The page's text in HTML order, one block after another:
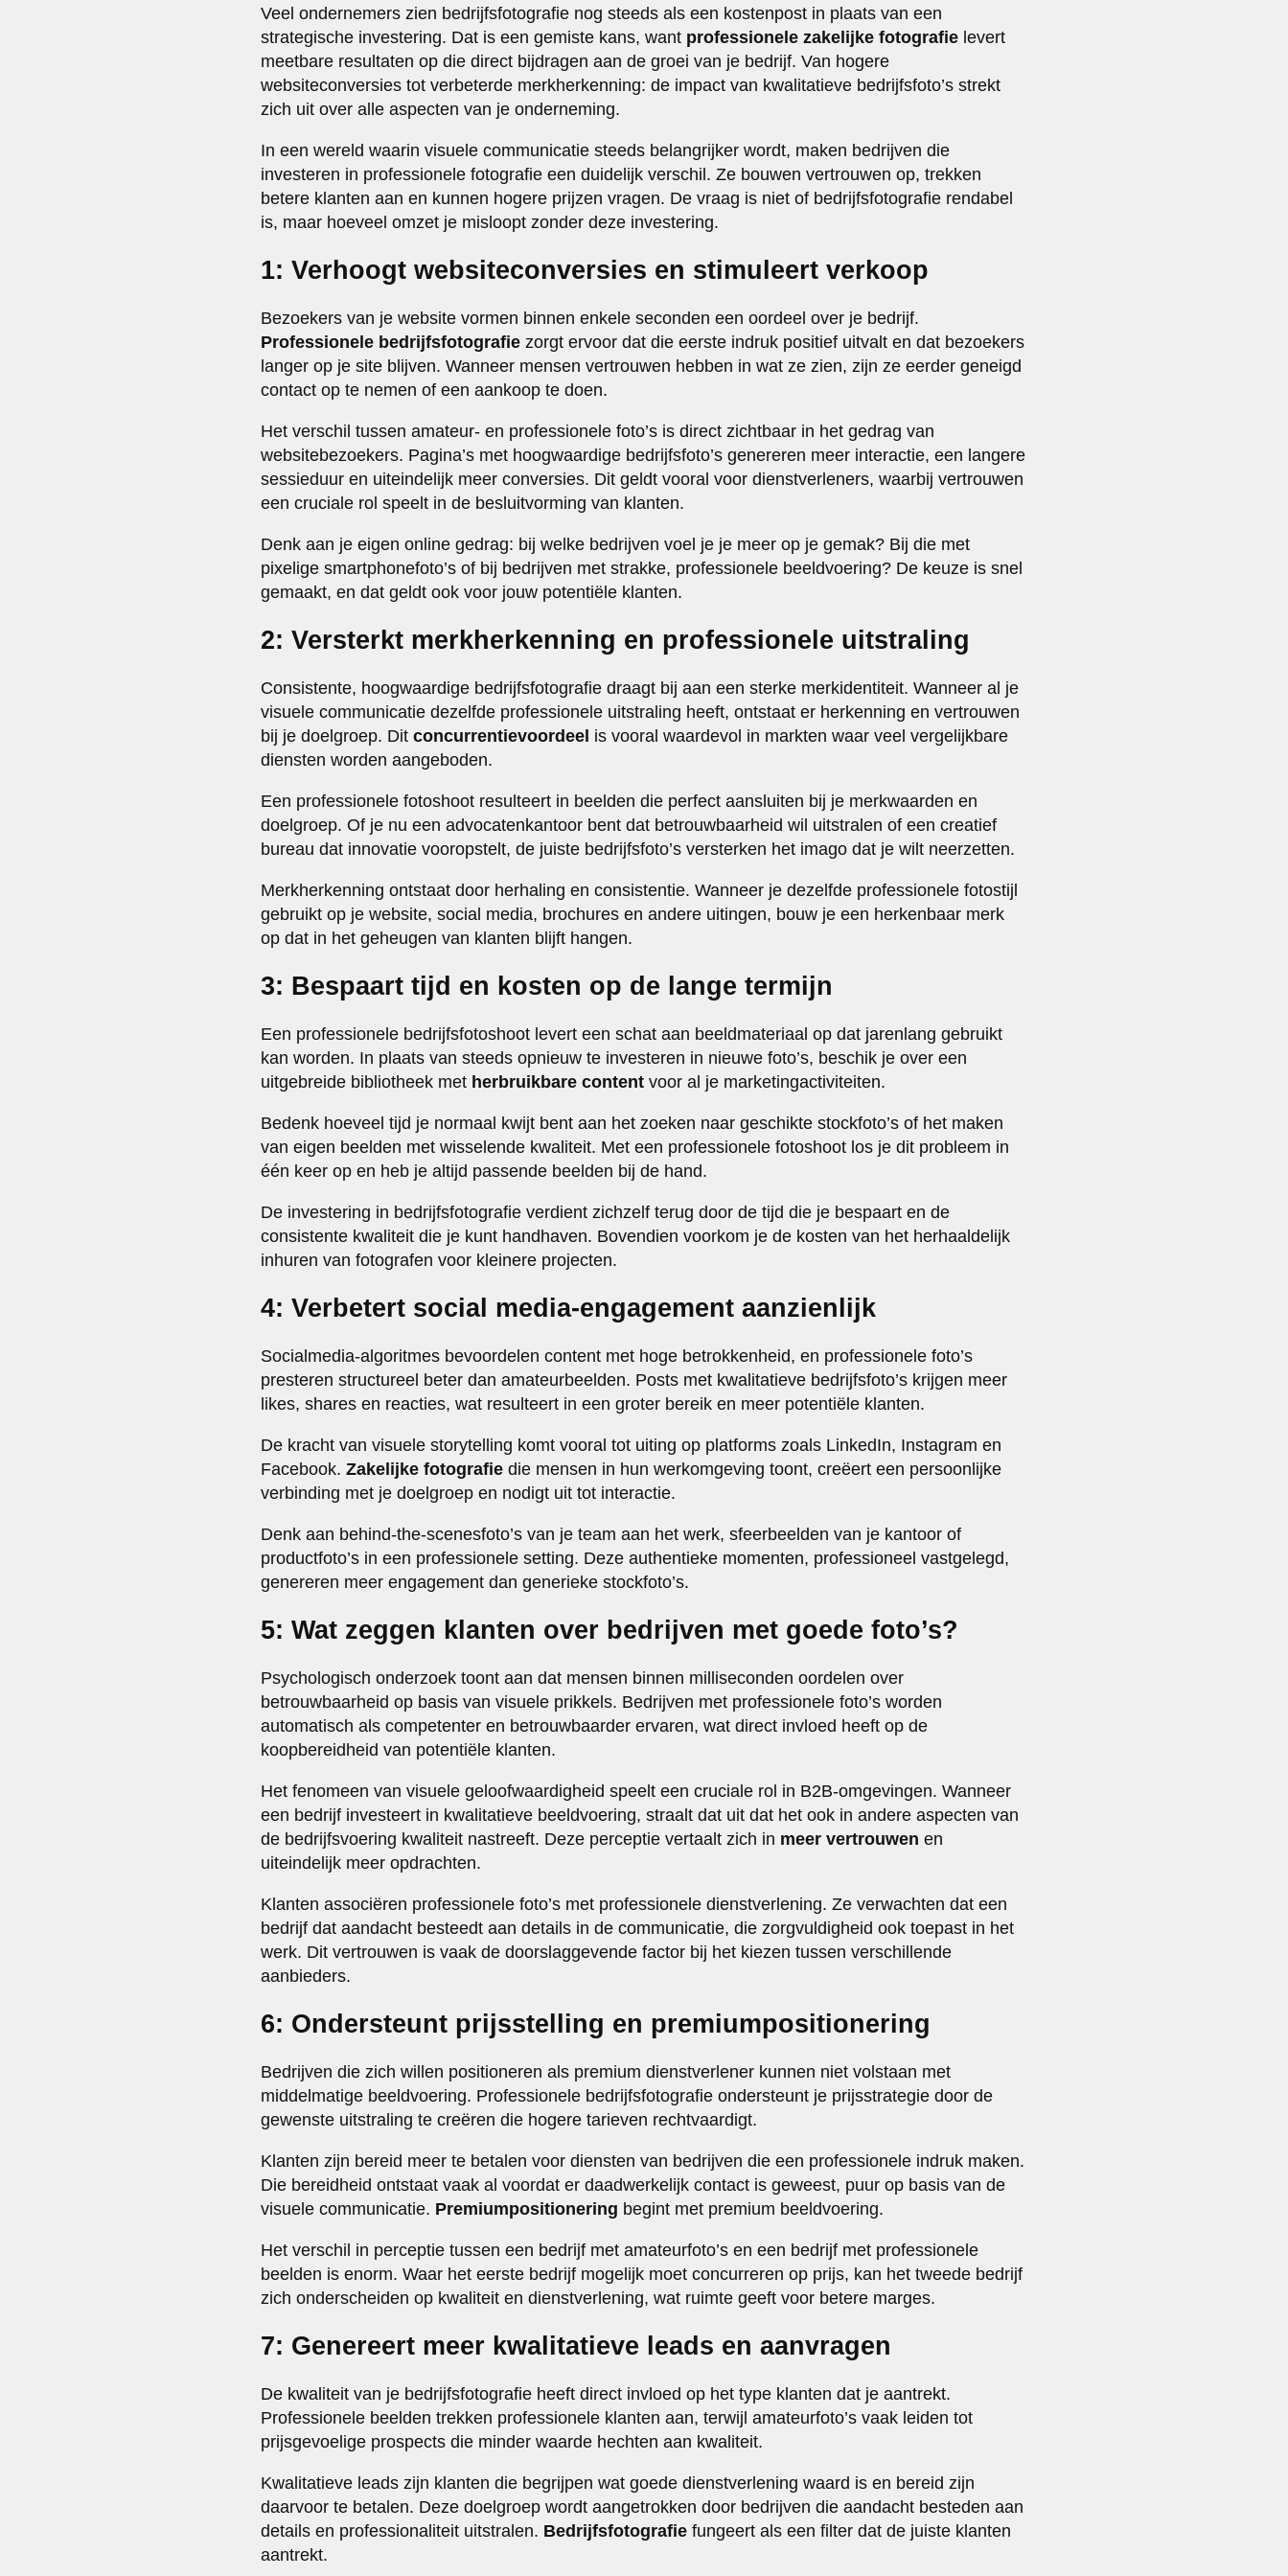
Veel ondernemers zien bedrijfsfotografie nog steeds als een kostenpost in plaats van een
strategische investering. Dat is een gemiste kans, want professionele zakelijke fotografie levert
meetbare resultaten op die direct bijdragen aan de groei van je bedrijf. Van hogere
websiteconversies tot verbeterde merkherkenning: de impact van kwalitatieve bedrijfsfoto’s strekt
zich uit over alle aspecten van je onderneming.
In een wereld waarin visuele communicatie steeds belangrijker wordt, maken bedrijven die
investeren in professionele fotografie een duidelijk verschil. Ze bouwen vertrouwen op, trekken
betere klanten aan en kunnen hogere prijzen vragen. De vraag is niet of bedrijfsfotografie rendabel
is, maar hoeveel omzet je misloopt zonder deze investering.
1: Verhoogt websiteconversies en stimuleert verkoop
Bezoekers van je website vormen binnen enkele seconden een oordeel over je bedrijf.
Professionele bedrijfsfotografie zorgt ervoor dat die eerste indruk positief uitvalt en dat bezoekers
langer op je site blijven. Wanneer mensen vertrouwen hebben in wat ze zien, zijn ze eerder geneigd
contact op te nemen of een aankoop te doen.
Het verschil tussen amateur- en professionele foto’s is direct zichtbaar in het gedrag van
websitebezoekers. Pagina’s met hoogwaardige bedrijfsfoto’s genereren meer interactie, een langere
sessieduur en uiteindelijk meer conversies. Dit geldt vooral voor dienstverleners, waarbij vertrouwen
een cruciale rol speelt in de besluitvorming van klanten.
Denk aan je eigen online gedrag: bij welke bedrijven voel je je meer op je gemak? Bij die met
pixelige smartphonefoto’s of bij bedrijven met strakke, professionele beeldvoering? De keuze is snel
gemaakt, en dat geldt ook voor jouw potentiële klanten.
2: Versterkt merkherkenning en professionele uitstraling
Consistente, hoogwaardige bedrijfsfotografie draagt bij aan een sterke merkidentiteit. Wanneer al je
visuele communicatie dezelfde professionele uitstraling heeft, ontstaat er herkenning en vertrouwen
bij je doelgroep. Dit concurrentievoordeel is vooral waardevol in markten waar veel vergelijkbare
diensten worden aangeboden.
Een professionele fotoshoot resulteert in beelden die perfect aansluiten bij je merkwaarden en
doelgroep. Of je nu een advocatenkantoor bent dat betrouwbaarheid wil uitstralen of een creatief
bureau dat innovatie vooropstelt, de juiste bedrijfsfoto’s versterken het imago dat je wilt neerzetten.
Merkherkenning ontstaat door herhaling en consistentie. Wanneer je dezelfde professionele fotostijl
gebruikt op je website, social media, brochures en andere uitingen, bouw je een herkenbaar merk
op dat in het geheugen van klanten blijft hangen.
3: Bespaart tijd en kosten op de lange termijn
Een professionele bedrijfsfotoshoot levert een schat aan beeldmateriaal op dat jarenlang gebruikt
kan worden. In plaats van steeds opnieuw te investeren in nieuwe foto’s, beschik je over een
uitgebreide bibliotheek met herbruikbare content voor al je marketingactiviteiten.
Bedenk hoeveel tijd je normaal kwijt bent aan het zoeken naar geschikte stockfoto’s of het maken
van eigen beelden met wisselende kwaliteit. Met een professionele fotoshoot los je dit probleem in
één keer op en heb je altijd passende beelden bij de hand.
De investering in bedrijfsfotografie verdient zichzelf terug door de tijd die je bespaart en de
consistente kwaliteit die je kunt handhaven. Bovendien voorkom je de kosten van het herhaaldelijk
inhuren van fotografen voor kleinere projecten.
4: Verbetert social media-engagement aanzienlijk
Socialmedia-algoritmes bevoordelen content met hoge betrokkenheid, en professionele foto’s
presteren structureel beter dan amateurbeelden. Posts met kwalitatieve bedrijfsfoto’s krijgen meer
likes, shares en reacties, wat resulteert in een groter bereik en meer potentiële klanten.
De kracht van visuele storytelling komt vooral tot uiting op platforms zoals LinkedIn, Instagram en
Facebook. Zakelijke fotografie die mensen in hun werkomgeving toont, creëert een persoonlijke
verbinding met je doelgroep en nodigt uit tot interactie.
Denk aan behind-the-scenesfoto’s van je team aan het werk, sfeerbeelden van je kantoor of
productfoto’s in een professionele setting. Deze authentieke momenten, professioneel vastgelegd,
genereren meer engagement dan generieke stockfoto’s.
5: Wat zeggen klanten over bedrijven met goede foto’s?
Psychologisch onderzoek toont aan dat mensen binnen milliseconden oordelen over
betrouwbaarheid op basis van visuele prikkels. Bedrijven met professionele foto’s worden
automatisch als competenter en betrouwbaarder ervaren, wat direct invloed heeft op de
koopbereidheid van potentiële klanten.
Het fenomeen van visuele geloofwaardigheid speelt een cruciale rol in B2B-omgevingen. Wanneer
een bedrijf investeert in kwalitatieve beeldvoering, straalt dat uit dat het ook in andere aspecten van
de bedrijfsvoering kwaliteit nastreeft. Deze perceptie vertaalt zich in meer vertrouwen en
uiteindelijk meer opdrachten.
Klanten associëren professionele foto’s met professionele dienstverlening. Ze verwachten dat een
bedrijf dat aandacht besteedt aan details in de communicatie, die zorgvuldigheid ook toepast in het
werk. Dit vertrouwen is vaak de doorslaggevende factor bij het kiezen tussen verschillende
aanbieders.
6: Ondersteunt prijsstelling en premiumpositionering
Bedrijven die zich willen positioneren als premium dienstverlener kunnen niet volstaan met
middelmatige beeldvoering. Professionele bedrijfsfotografie ondersteunt je prijsstrategie door de
gewenste uitstraling te creëren die hogere tarieven rechtvaardigt.
Klanten zijn bereid meer te betalen voor diensten van bedrijven die een professionele indruk maken.
Die bereidheid ontstaat vaak al voordat er daadwerkelijk contact is geweest, puur op basis van de
visuele communicatie. Premiumpositionering begint met premium beeldvoering.
Het verschil in perceptie tussen een bedrijf met amateurfoto’s en een bedrijf met professionele
beelden is enorm. Waar het eerste bedrijf mogelijk moet concurreren op prijs, kan het tweede bedrijf
zich onderscheiden op kwaliteit en dienstverlening, wat ruimte geeft voor betere marges.
7: Genereert meer kwalitatieve leads en aanvragen
De kwaliteit van je bedrijfsfotografie heeft direct invloed op het type klanten dat je aantrekt.
Professionele beelden trekken professionele klanten aan, terwijl amateurfoto’s vaak leiden tot
prijsgevoelige prospects die minder waarde hechten aan kwaliteit.
Kwalitatieve leads zijn klanten die begrijpen wat goede dienstverlening waard is en bereid zijn
daarvoor te betalen. Deze doelgroep wordt aangetrokken door bedrijven die aandacht besteden aan
details en professionaliteit uitstralen. Bedrijfsfotografie fungeert als een filter dat de juiste klanten
aantrekt.